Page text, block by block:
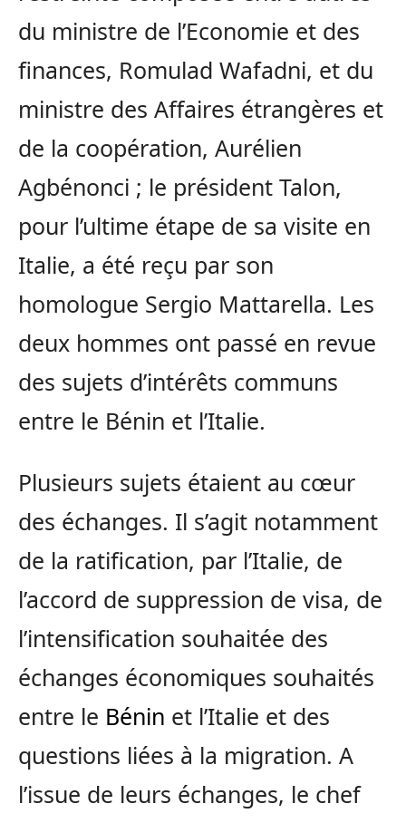
du ministre de l’Economie et des
finances, Romulad Wafadni, et du
ministre des Affaires étrangères et
de la coopération, Aurélien
Agbénonci ; le président Talon,
pour l’ultime étape de sa visite en
Italie, a été reçu par son
homologue Sergio Mattarella. Les
deux hommes ont passé en revue
des sujets d’intérêts communs
entre le Bénin et l’Italie.
Plusieurs sujets étaient au cœur
des échanges. Il s’agit notamment
de la ratification, par l’Italie, de
l’accord de suppression de visa, de
l’intensification souhaitée des
échanges économiques souhaités
entre le Bénin et l’Italie et des
questions liées à la migration. A
l’issue de leurs échanges, le chef